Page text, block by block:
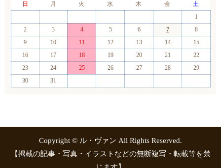
日
月 火 水 木 金
土
1
2
3 4 5 6 7
8
9
10 11 12 13 14
15
16
17 18 19 20 21
22
23
24 25 26 27 28
29
30
31
Copyright © ル・ヴァン All Rights Reserved.
【掲載の記事・写真・イラストなどの無断複写・転載等を禁